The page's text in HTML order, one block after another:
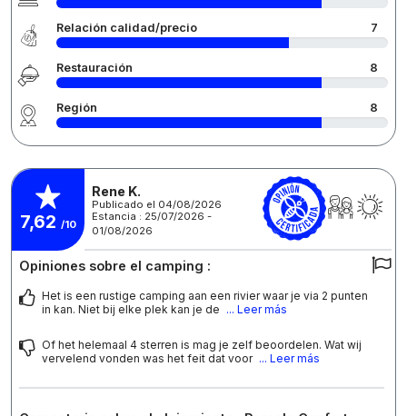
Relación calidad/precio 7
Restauración 8
Región 8
7,62 /10
Rene K.
Publicado el 04/08/2026
Estancia : 25/07/2026 -
01/08/2026
Opiniones sobre el camping :
Het is een rustige camping aan een rivier waar je via 2 punten
in kan. Niet bij elke plek kan je de ... Leer más
Of het helemaal 4 sterren is mag je zelf beoordelen. Wat wij
vervelend vonden was het feit dat voor ... Leer más